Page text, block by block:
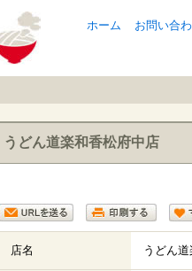
ホーム お問い合
うどん道楽和香松府中店
店名 うどん